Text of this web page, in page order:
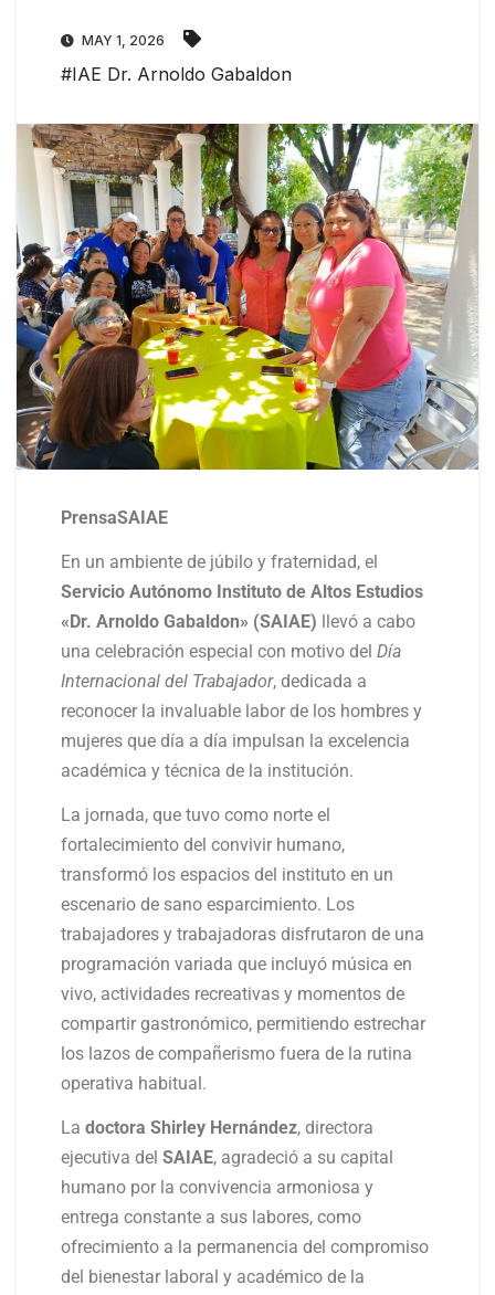
MAY 1, 2026
#IAE Dr. Arnoldo Gabaldon
PrensaSAIAE
En un ambiente de júbilo y fraternidad, el
Servicio Autónomo Instituto de Altos Estudios
«Dr. Arnoldo Gabaldon» (SAIAE) llevó a cabo
una celebración especial con motivo del Día
Internacional del Trabajador, dedicada a
reconocer la invaluable labor de los hombres y
mujeres que día a día impulsan la excelencia
académica y técnica de la institución.
La jornada, que tuvo como norte el
fortalecimiento del convivir humano,
transformó los espacios del instituto en un
escenario de sano esparcimiento. Los
trabajadores y trabajadoras disfrutaron de una
programación variada que incluyó música en
vivo, actividades recreativas y momentos de
compartir gastronómico, permitiendo estrechar
los lazos de compañerismo fuera de la rutina
operativa habitual.
La doctora Shirley Hernández, directora
ejecutiva del SAIAE, agradeció a su capital
humano por la convivencia armoniosa y
entrega constante a sus labores, como
ofrecimiento a la permanencia del compromiso
del bienestar laboral y académico de la